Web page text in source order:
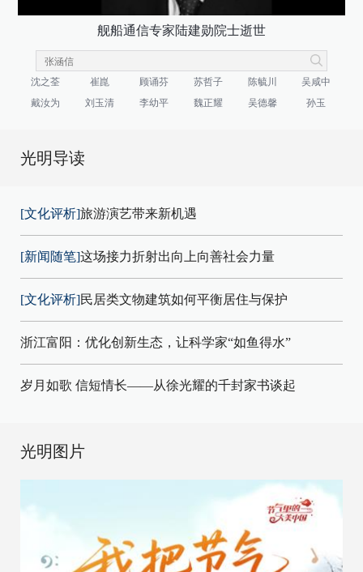
舰船通信专家陆建勋院士逝世
沈之荃 崔崑 顾诵芬 苏哲子 陈毓川
吴咸中
戴汝为
刘玉清 李幼平 魏正耀 吴德馨 孙玉
光明导读
[文化评析]旅游演艺带来新机遇
[新闻随笔]这场接力折射出向上向善社会力量
[文化评析]民居类文物建筑如何平衡居住与保护
浙江富阳：优化创新生态，让科学家“如鱼得水”
岁月如歌 信短情长——从徐光耀的千封家书谈起
光明图片